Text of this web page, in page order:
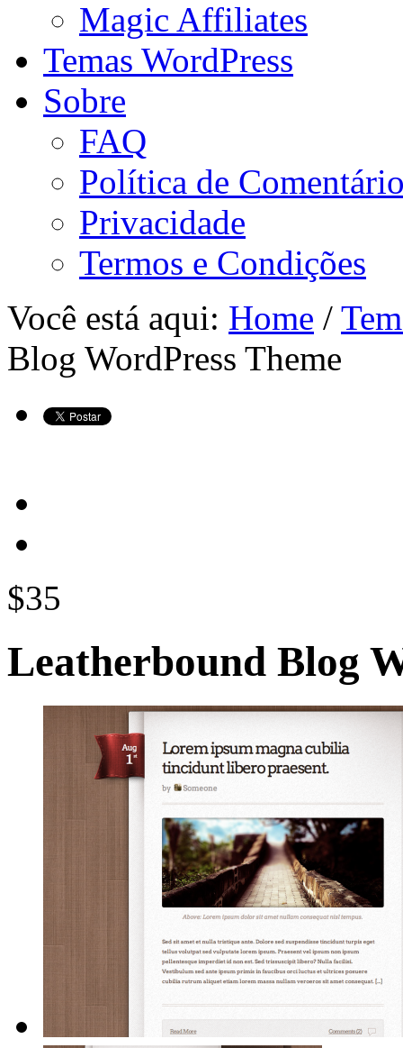
Magic Affiliates
Temas WordPress
Sobre
FAQ
Política de
Privacidade
Termos e Condições
Você está aqui: Home /
Blog WordPress Theme
$35
Leatherbound Blog